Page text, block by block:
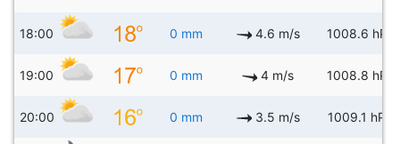
18:00 0 mm 4.6 m/s 1008.6 hPa
19:00 0 mm 4 m/s 1008.8 hPa
20:00 0 mm 3.5 m/s 1009.1 hPa